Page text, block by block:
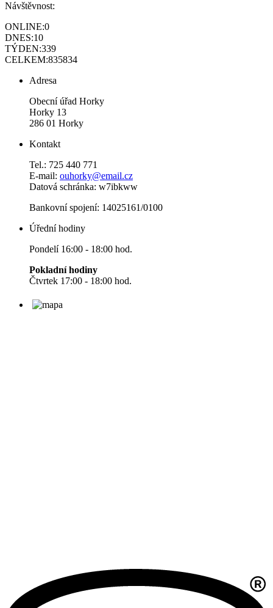
Návštěvnost:
ONLINE:0
DNES:10
TÝDEN:339
CELKEM:835834
Adresa
Obecní úřad Horky
Horky 13
286 01 Horky
Kontakt
Tel.: 725 440 771
E-mail: ouhorky@email.cz
Datová schránka: w7ibkww
Bankovní spojení: 14025161/0100
Úřední hodiny
Pondelí 16:00 - 18:00 hod.
Pokladní hodiny
Čtvrtek 17:00 - 18:00 hod.